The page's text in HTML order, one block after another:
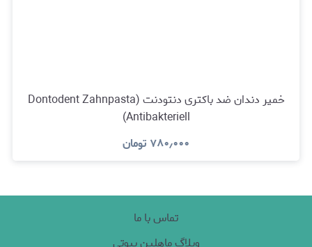
خمیر دندان ضد باکتری دنتودنت (Dontodent Zahnpasta
Antibakteriell)
۷۸۰٫۰۰۰ تومان
تماس با ما
وبلاگ ماهلین بیوتی